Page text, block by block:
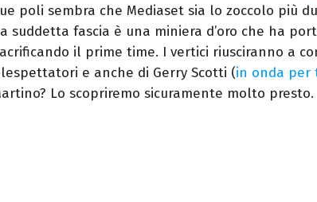
poli sembra che Mediaset sia lo zoccolo più
suddetta fascia è una miniera d’oro che ha
il prime time. I vertici riusciranno a
e anche di Gerry Scotti (in onda per
Lo scopriremo sicuramente molto presto.